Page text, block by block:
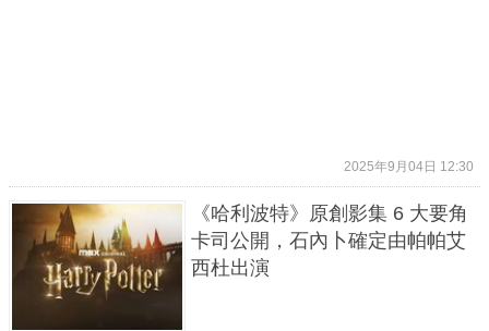
2025年9月04日 12:30
《哈利波特》原創影集 6 大要角
卡司公開，石內卜確定由帕帕艾
西杜出演